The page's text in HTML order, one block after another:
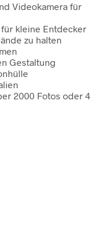
Videokamera für
kleine Entdecker
zu halten
Gestaltung
2000 Fotos oder 4